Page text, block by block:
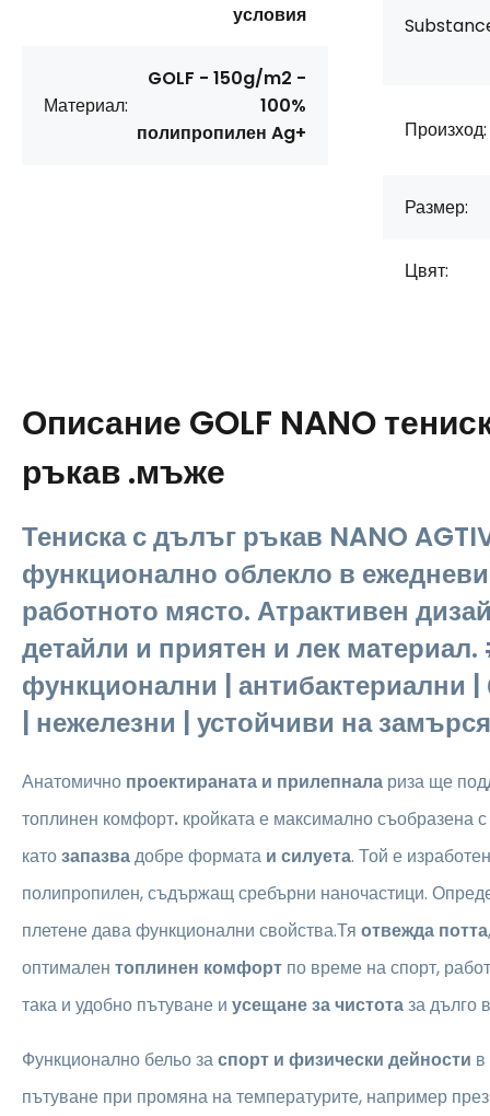
условия
Материал:
GOLF - 150g/m2 -
100%
полипропилен Ag+
Произход:
Размер:
Цвят:
Описание GOLF NANO
ръкав .мъже
Тениска с дълъг ръкав NANO
функционално облекло в
работното място. Атрактивен
детайли и приятен и лек
функционални | антибактериални
| нежелезни | устойчиви на
Анатомично проектираната и прилепнала риза ще
топлинен комфорт. кройката е максимално съобразена
катозапазвадобре формата и силуета. Той е
полипропилен, съдържащ сребърни наночастици.
плетене дава функционални свойства.Тя отвежда потта
оптимален топлинен комфорт по време на спорт,
така и удобно пътуване и усещане за чистотаза дълго
Функционално бельо заспорт и физически дейности в
пътуване при промяна на температурите, например